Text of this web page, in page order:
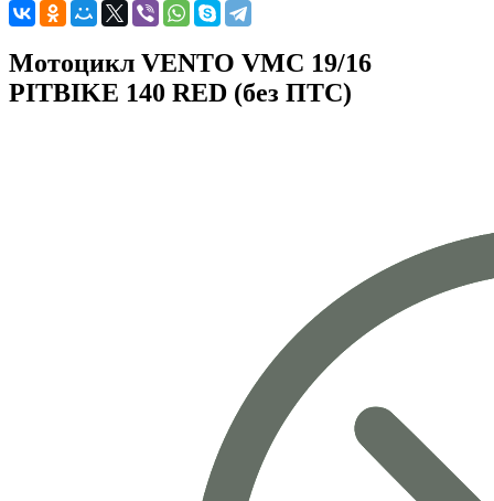
Мотоцикл VENTO VMC 19/16
PITBIKE 140 RED (без ПТС)